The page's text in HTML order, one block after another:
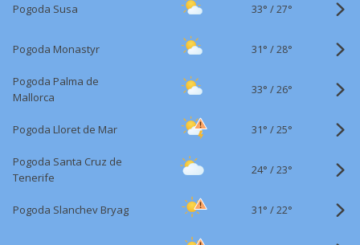
Pogoda Susa 33° /27°
Pogoda Monastyr 31° /28°
Pogoda Palma de
Mallorca
33° /26°
Pogoda Lloret de Mar 31° /25°
Pogoda Santa Cruz de
Tenerife
24° /23°
Pogoda Slanchev Bryag 31° /22°